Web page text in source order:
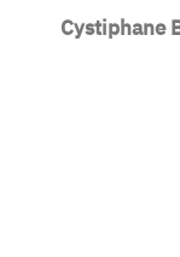
Cystiphane